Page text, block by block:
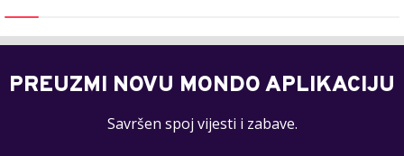
PREUZMI NOVU MONDO APLIKACIJU
Savršen spoj vijesti i zabave.